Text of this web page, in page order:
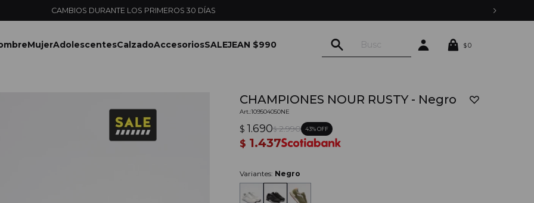
ENVÍOS EXPRESS EN MONTEVIDEO CON PEDIDOS YA
MujerAdolescentesCalzadoAccesoriosSALEJEAN $990 $0
CHAMPIONES NOUR RUSTY - Negro
109504050NE
$ 1.690$ 2.990 43
$ 1.437
Variantes: Negro